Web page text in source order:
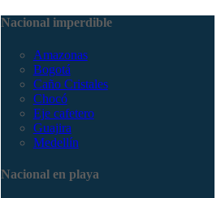
Nacional imperdible
Amazonas
Bogotá
Caño Cristales
Chocó
Eje cafetero
Guajira
Medellín
Nacional en playa